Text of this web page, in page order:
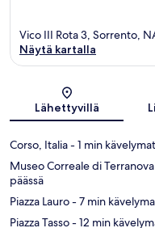
Vico III Rota 3, Sorrento,
Näytä kartalla
Lähettyvillä
Corso, Italia- 1 min
Museo Correale di
päässä
Piazza Lauro- 7 min
Piazza Tasso- 12 min